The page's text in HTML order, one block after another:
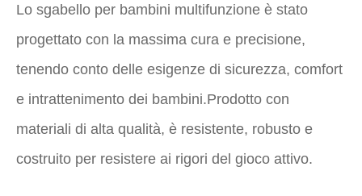
Lo sgabello per bambini multifunzione è stato
progettato con la massima cura e precisione,
tenendo conto delle esigenze di sicurezza, comfort
e intrattenimento dei bambini.Prodotto con
materiali di alta qualità, è resistente, robusto e
costruito per resistere ai rigori del gioco attivo.